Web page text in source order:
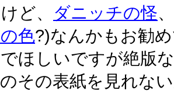
ど、 ダニッチの怪
色?)なんかもお勧
ほしいですが絶版
その表紙を見れな